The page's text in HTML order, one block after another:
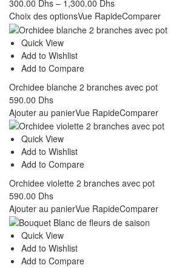
300.00 Dhs – 1,300.00 Dhs
Choix des optionsVue RapideComparer
Quick View
Add to Wishlist
Add to Compare
Orchidee blanche 2 branches avec pot
590.00 Dhs
Ajouter au panierVue RapideComparer
Quick View
Add to Wishlist
Add to Compare
Orchidee violette 2 branches avec pot
590.00 Dhs
Ajouter au panierVue RapideComparer
Quick View
Add to Wishlist
Add to Compare